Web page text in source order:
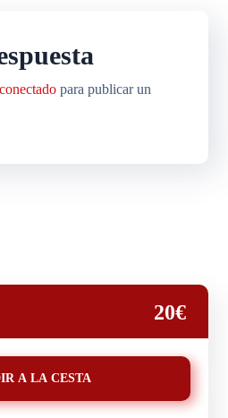
conectado para publicar un
20€
A LA CESTA